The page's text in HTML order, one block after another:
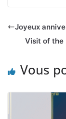
Joyeux
Visit of the
Vous